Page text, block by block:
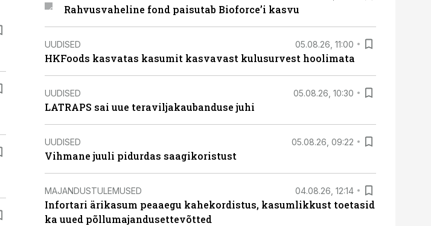
Rahvusvaheline fond paisutab Bioforce’i kasvu
UUDISED 05.08.26, 11:00
HKFoods kasvatas kasumit kasvavast kulusurvest hoolimata
UUDISED 05.08.26, 10:30
LATRAPS sai uue teraviljakaubanduse juhi
UUDISED 05.08.26, 09:22
Vihmane juuli pidurdas saagikoristust
MAJANDUSTULEMUSED 04.08.26, 12:14
Infortari ärikasum peaaegu kahekordistus, kasumlikkust toetasid
ka uued põllumajandusettevõtted